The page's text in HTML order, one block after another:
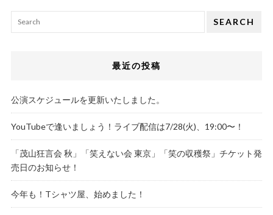
SEARCH
最近の投稿
公演スケジュールを更新いたしました。
YouTubeで逢いましょう！ライブ配信は7/28(火)、19:00〜！
「茂山狂言会 秋」「笑えない会 東京」「笑の収穫祭」チケット発
売日のお知らせ！
今年も！Tシャツ屋、始めました！